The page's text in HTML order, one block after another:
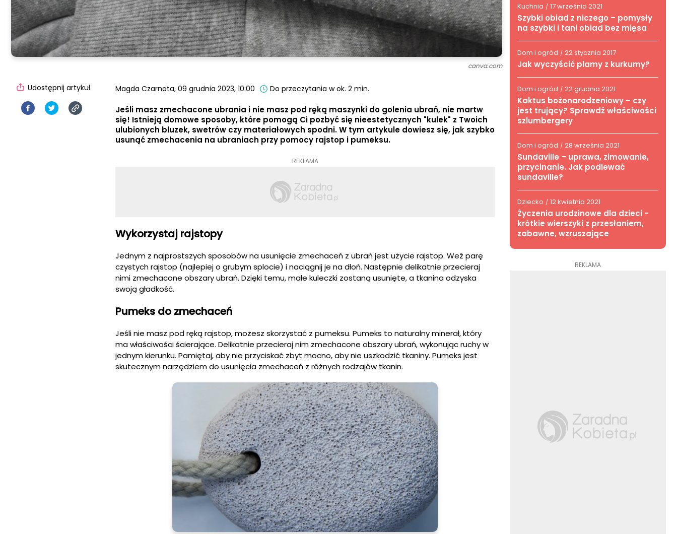
canva.com
Magda Czarnota, 09 grudnia 2023, 10:00 Do przeczytania w ok. 2 min.
Jeśli masz zmechacone ubrania i nie masz pod ręką maszynki do golenia ubrań, nie martw
się! Istnieją domowe sposoby, które pomogą Ci pozbyć się nieestetycznych "kulek" z Twoich
ulubionych bluzek, swetrów czy materiałowych spodni. W tym artykule dowiesz się, jak szybko
usunąć zmechacenia na ubraniach przy pomocy rajstop i pumeksu.
REKLAMA
Wykorzystaj rajstopy
Jednym z najprostszych sposobów na usunięcie zmechaceń z ubrań jest użycie rajstop. Weź parę
czystych rajstop (najlepiej o grubym splocie) i naciągnij je na dłoń. Następnie delikatnie przecieraj
nimi zmechacone obszary ubrań. Dzięki temu, małe kuleczki zostaną usunięte, a tkanina odzyska
swoją gładkość.
Pumeks do zmechaceń
Jeśli nie masz pod ręką rajstop, możesz skorzystać z pumeksu. Pumeks to naturalny minerał, który
ma właściwości ścierające. Delikatnie przecieraj nim zmechacone obszary ubrań, wykonując ruchy w
jednym kierunku. Pamiętaj, aby nie przyciskać zbyt mocno, aby nie uszkodzić tkaniny. Pumeks jest
skutecznym narzędziem do usunięcia zmechaceń z różnych rodzajów tkanin.
Udostępnij artykuł
Kuchnia / 17 września 2021
Szybki obiad z niczego – pomysły
na szybki i tani obiad bez mięsa
Dom i ogród / 22 stycznia 2017
Jak wyczyścić plamy z kurkumy?
Dom i ogród / 22 grudnia 2021
Kaktus bożonarodzeniowy – czy
jest trujący? Sprawdź właściwości
szlumbergery
Dom i ogród / 28 września 2021
Sundaville – uprawa, zimowanie,
przycinanie. Jak podlewać
sundaville?
Dziecko / 12 kwietnia 2021
Życzenia urodzinowe dla dzieci -
krótkie wierszyki z przesłaniem,
zabawne, wzruszające
REKLAMA